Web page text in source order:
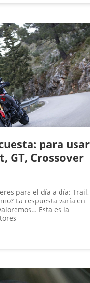
para usar
GT, Crossover
para el día a día: Trail,
La respuesta varía en
Esta es la